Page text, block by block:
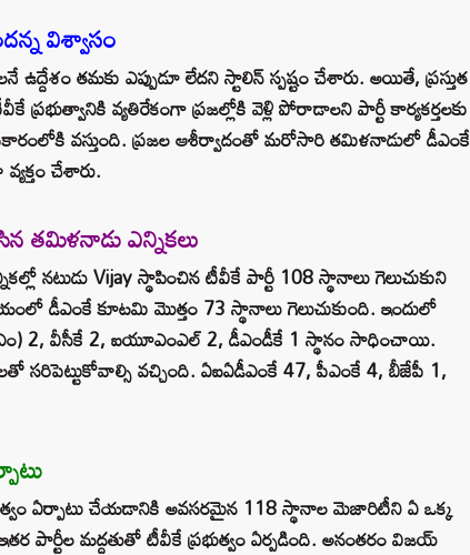
విశ్వాసం
తమకు ఎప్పుడూ లేదని స్టాలిన్ స్పష్టం చేశారు. అయితే, ప్రస్తుత
వ్యతిరేకంగా ప్రజల్లోకి వెళ్లి పోరాడాలని పార్టీ కార్యకర్తలకు
వస్తుంది. ప్రజల ఆశీర్వాదంతో మరోసారి తమిళనాడులో డీఎంకే
చేశారు.
తమిళనాడు ఎన్నికలు
నటుడు Vijay స్థాపించిన టీవీకే పార్టీ 108 స్థానాలు గెలుచుకుని
డీఎంకే కూటమి మొత్తం 73 స్థానాలు గెలుచుకుంది. ఇందులో
2, వీసీకే 2, ఐయూఎంఎల్ 2, డీఎండీకే 1 స్థానం సాధించాయి.
సరిపెట్టుకోవాల్సి వచ్చింది. ఏఐఏడీఎంకే 47, పీఎంకే 4, బీజేపీ 1,
ఏర్పాటు చేయడానికి అవసరమైన 118 స్థానాల మెజారిటీని ఏ ఒక్క
మద్దతుతో టీవీకే ప్రభుత్వం ఏర్పడింది. అనంతరం విజయ్